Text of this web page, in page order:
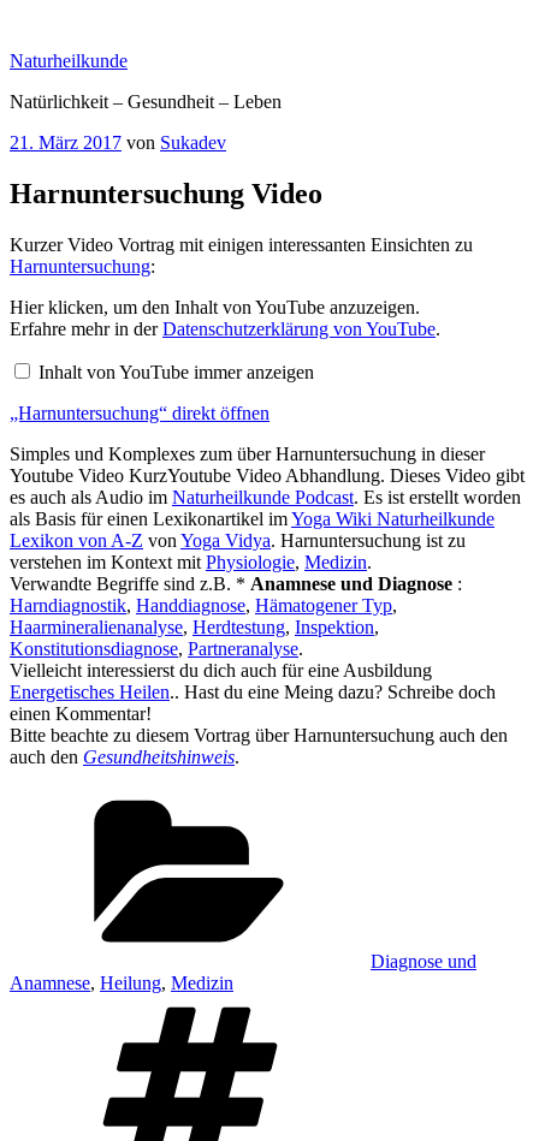
springen
Naturheilkunde
Natürlichkeit – Gesundheit – Leben
Veröffentlicht
21. März 2017 von Sukadev
Harnuntersuchung Video
Kurzer Video Vortrag mit einigen interessanten Einsichten zu
Harnuntersuchung:
„Harnuntersuchung“
von
YouTube
Hier klicken, um den Inhalt von YouTube anzuzeigen.
Erfahre mehr in derDatenschutzerklärung von YouTube.
Inhalt von YouTube immer anzeigen
„Harnuntersuchung“ direkt öffnen
Simples und Komplexes zum über Harnuntersuchung in dieser
Youtube Video KurzYoutube Video Abhandlung. Dieses Video gibt
es auch als Audio im Naturheilkunde Podcast. Es ist erstellt worden
als Basis für einen Lexikonartikel imYoga Wiki Naturheilkunde
Lexikon von A-Z von Yoga Vidya. Harnuntersuchung ist zu
verstehen im Kontext mit Physiologie, Medizin.
Verwandte Begriffe sind z.B. * Anamnese und Diagnose :
Harndiagnostik, Handdiagnose, Hämatogener Typ,
Haarmineralienanalyse, Herdtestung, Inspektion,
Konstitutionsdiagnose, Partneranalyse.
Vielleicht interessierst du dich auch für eine Ausbildung
Energetisches Heilen.. Hast du eine Meing dazu? Schreibe doch
einen Kommentar!
Bitte beachte zu diesem Vortrag über Harnuntersuchung auch den
auch den Gesundheitshinweis.
Diagnose und
Anamnese, Heilung, Medizin